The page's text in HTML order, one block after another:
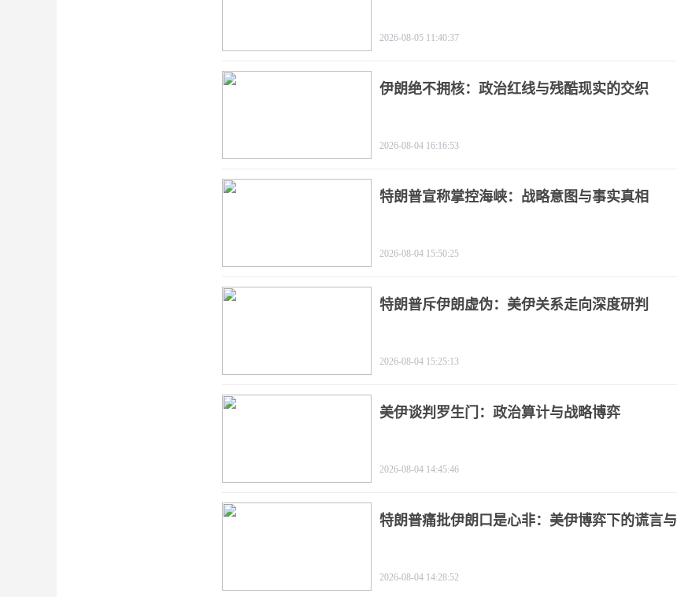
2026-08-05 11:40:37
伊朗绝不拥核：政治红线与残酷现实的交织
2026-08-04 16:16:53
特朗普宣称掌控海峡：战略意图与事实真相
2026-08-04 15:50:25
特朗普斥伊朗虚伪：美伊关系走向深度研判
2026-08-04 15:25:13
美伊谈判罗生门：政治算计与战略博弈
2026-08-04 14:45:46
特朗普痛批伊朗口是心非：美伊博弈下的谎言与
2026-08-04 14:28:52